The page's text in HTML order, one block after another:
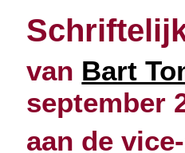
van Bart
september
aan de